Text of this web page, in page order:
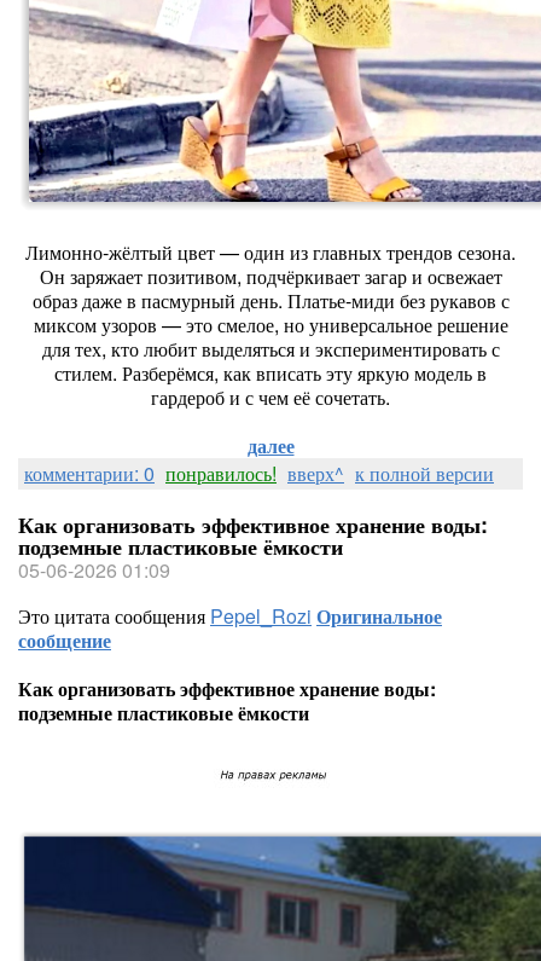
Лимонно‑жёлтый цвет — один из главных трендов сезона.
Он заряжает позитивом, подчёркивает загар и освежает
образ даже в пасмурный день. Платье‑миди без рукавов с
миксом узоров — это смелое, но универсальное решение
для тех, кто любит выделяться и экспериментировать с
стилем. Разберёмся, как вписать эту яркую модель в
гардероб и с чем её сочетать.
далее
комментарии: 0 понравилось! вверх^ к полной версии
Как организовать эффективное хранение воды:
подземные пластиковые ёмкости
05-06-2026 01:09
Это цитата сообщения Pepel_Rozi Оригинальное
сообщение
Как организовать эффективное хранение воды:
подземные пластиковые ёмкости